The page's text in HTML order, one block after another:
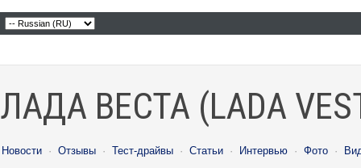
ЛАДА ВЕСТА (LADA
Новости · Отзывы · Тест-драйвы · Статьи · Интервью · Фото ·